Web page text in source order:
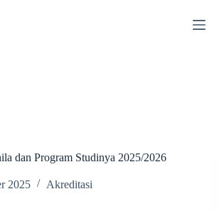
dan Program Studinya 2025/2026
2025 Akreditasi